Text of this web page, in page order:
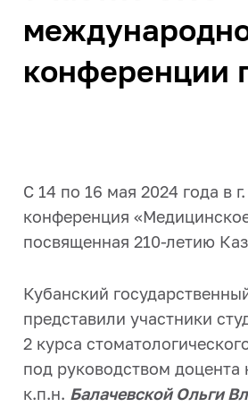
конференции
С 14 по 16 мая 2024 года в
конференция
посвященная 210-летию
Кубанский
представили участники
2 курса
под руководством
к.п.н. Балачевской Ольги